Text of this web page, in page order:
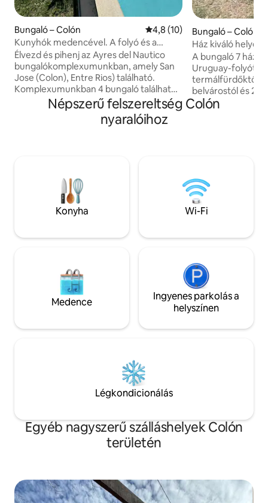
Bungaló – Colón Átlagos értékelés: 5/4,8, 10
4,8 (10)
Kunyhók medencével. A folyó és a
termálfürdők közelében
Élvezd és pihenj az Ayres del Nautico
bungalókomplexumunkban, amely San
Jose (Colon), Entre Rios) található.
Komplexumunkban 4 bungaló található,
amelyek mindegyike legfeljebb 4 fő
elszállásolására alkalmas, és teljes
felszereltséggel rendelkezik a kellemes,
garázzsal rendelkezik. Csak 300 méterre
vagyunk a folyótól, 1400 méterre a
termálfürdőtől és a gyógyfürdőtől.
Bungaló – Colón
Ház kiváló
A bungaló 7
Uruguay-folyótól,
termálfürdőktől,
belvárostól és 2
anafe,
fűtőberendezés,
fürdőszoba. Van
grillbejárata.
Népszerű felszereltség Colón
nyaralóihoz
Konyha Wi-Fi
Medence
Ingyenes parkolás a
helyszínen
Légkondicionálás
Egyéb nagyszerű szálláshelyek Colón
területén